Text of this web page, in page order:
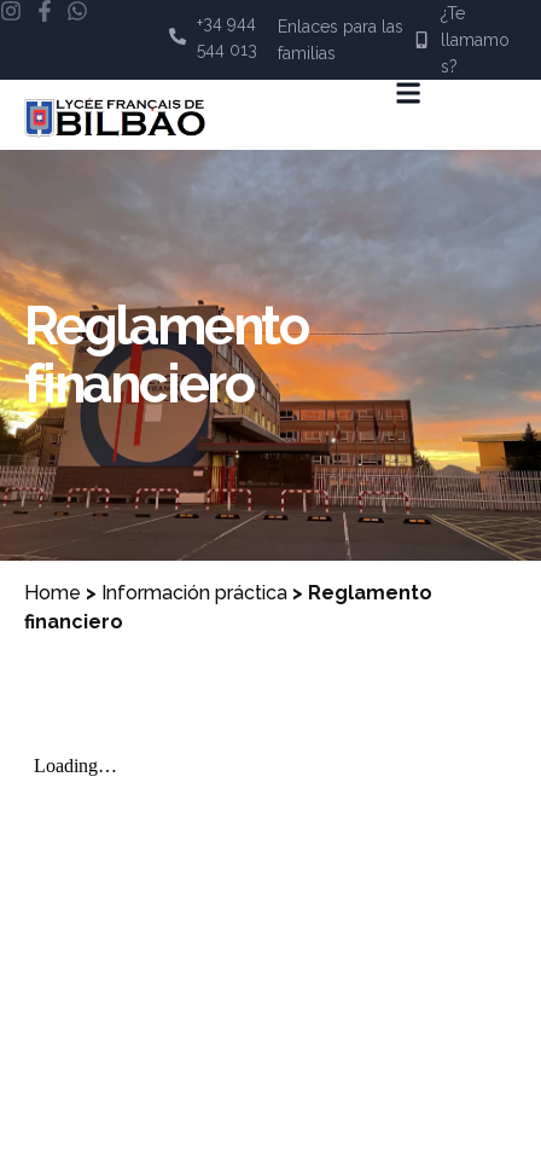
+34 944
544 013
Enlaces para las
familias
¿Te
llamamo
s?
Reglamento
financiero
Home > Información práctica > Reglamento
financiero